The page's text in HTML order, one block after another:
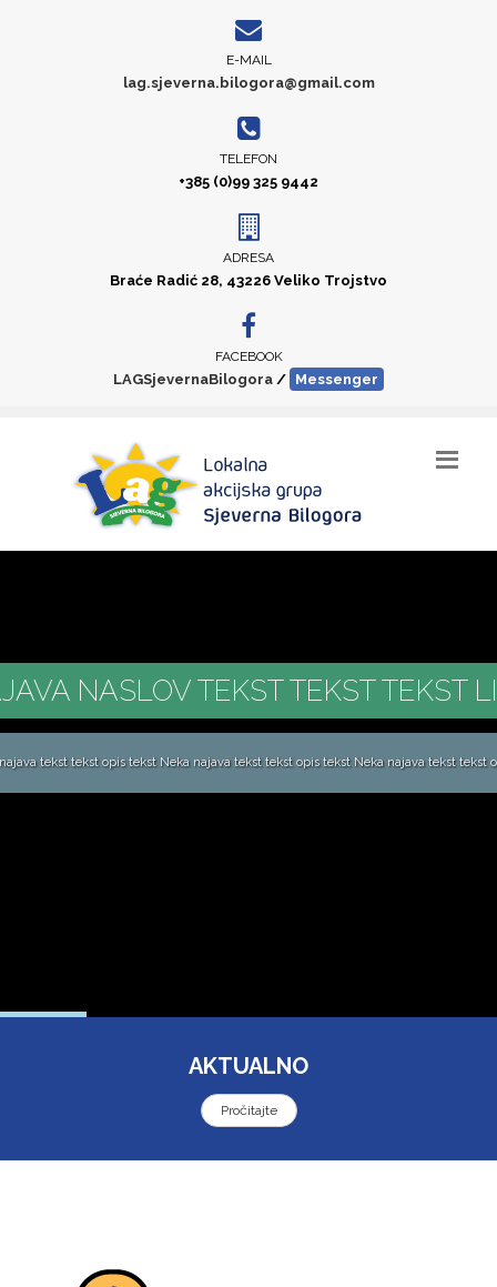
E-MAIL
lag.sjeverna.bilogora@gmail.com
TELEFON
+385 (0)99 325 9442
ADRESA
Braće Radić 28, 43226 Veliko Trojstvo
FACEBOOK
LAGSjevernaBilogora / Messenger
NASLOV TEKST TEKST TEKST
tekst tekst opis tekst Neka najava tekst tekst opis tekst Neka najava tekst tekst
AKTUALNO
Pročitajte